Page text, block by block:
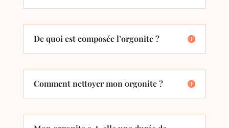
De quoi est composée l’orgonite ?
Comment nettoyer mon orgonite ?